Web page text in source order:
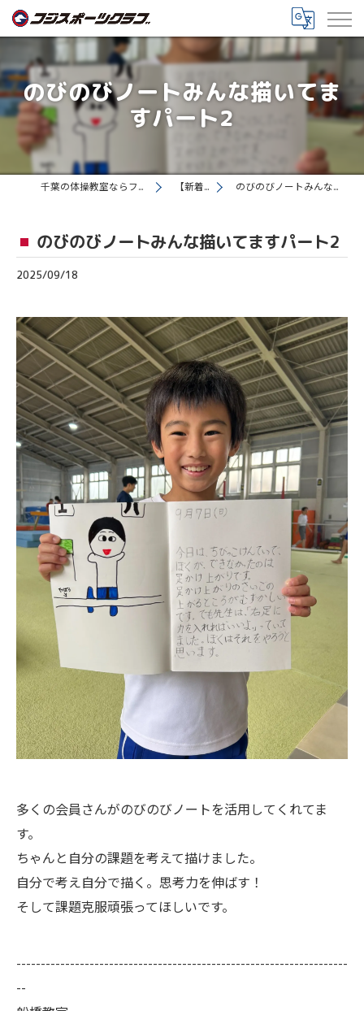
のびのびノートみんな描いてま
すパート2
千葉の体操教室ならフジスポーツクラブ 【新着情報】 のびのびノートみんな描いてますパート2
のびのびノートみんな描いてますパート2
2025/09/18
多くの会員さんがのびのびノートを活用してくれてま
す。
ちゃんと自分の課題を考えて描けました。
自分で考え自分で描く。思考力を伸ばす！
そして課題克服頑張ってほしいです。
--------------------------------------------------------------------
--